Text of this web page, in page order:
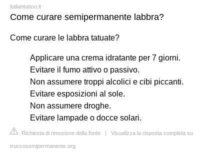
italiantattoo.it
Come curare semipermanente labbra?
Come curare le labbra tatuate?
Applicare una crema idratante per 7 giorni.
Evitare il fumo attivo o passivo.
Non assumere troppi alcolici e cibi piccanti.
Evitare esposizioni al sole.
Non assumere droghe.
Evitare lampade o docce solari.
Richiesta di rimozione della fonte | Visualizza la risposta completa su
truccosemipermanente.org